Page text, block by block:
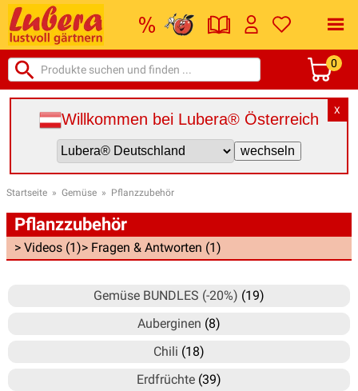
0
X
Willkommen bei Lubera® Österreich
Startseite » Gemüse » Pflanzzubehör
Pflanzzubehör
> Videos (1)> Fragen & Antworten (1)
Gemüse BUNDLES (-20%) (19)
Auberginen (8)
Chili (18)
Erdfrüchte (39)